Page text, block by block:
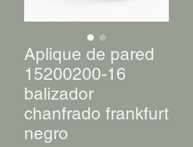
Aplique de pared
15200200-16
balizador
chanfrado frankfurt
negro